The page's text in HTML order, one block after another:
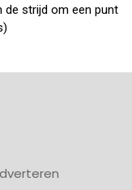
de strijd om een punt